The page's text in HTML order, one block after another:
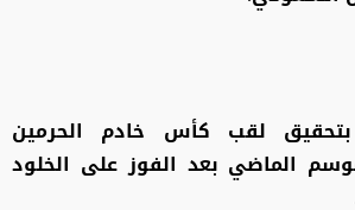
لقب كأس خادم الحرمين
الماضي بعد الفوز على الخلود